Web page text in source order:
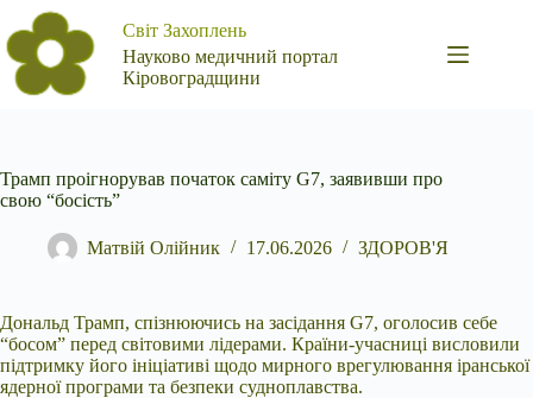
Перейти
до
вмісту
Світ Захоплень
Науково медичний портал
Кіровоградщини
Трамп проігнорував початок саміту G7, заявивши про
свою “босість”
Матвій Олійник 17.06.2026 ЗДОРОВ'Я
Дональд Трамп, спізнюючись на засідання G7, оголосив себе
“босом” перед світовими лідерами. Країни-учасниці висловили
підтримку його ініціативі щодо мирного врегулювання іранської
ядерної програми та безпеки судноплавства.